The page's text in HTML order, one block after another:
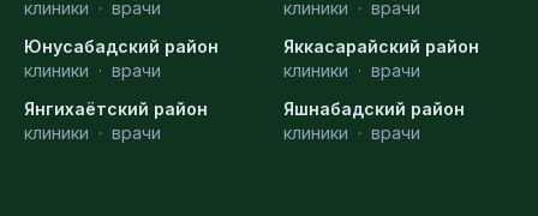
клиники · врачи
клиники · врачи
Юнусабадский район
клиники · врачи
Яккасарайский район
клиники · врачи
Янгихаётский район
клиники · врачи
Яшнабадский район
клиники · врачи